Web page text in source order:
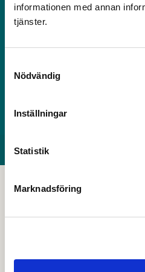
informationen med annan
tjänster.
Nödvändig
Inställningar
Statistik
Marknadsföring
Mer information
Tillgänglighet
Press och media
Dataskydd och behandling
© 2026 Copyright